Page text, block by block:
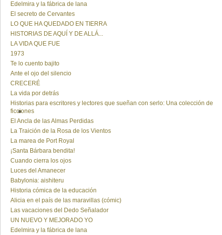
Edelmira y la fábrica de lana
El secreto de Cervantes
LO QUE HA QUEDADO EN TIERRA
HISTORIAS DE AQUÍ Y DE ALLÁ...
LA VIDA QUE FUE
1973
Te lo cuento bajito
Ante el ojo del silencio
CRECERÉ
La vida por detrás
Historias para escritores y lectores que sueñan con serlo: Una colección de
ficciones
El Ancla de las Almas Perdidas
La Traición de la Rosa de los Vientos
La marea de Port Royal
¡Santa Bárbara bendita!
Cuando cierra los ojos
Luces del Amanecer
Babylonia: aishiteru
Historia cómica de la educación
Alicia en el país de las maravillas (cómic)
Las vacaciones del Dedo Señalador
UN NUEVO Y MEJORADO YO
Edelmira y la fábrica de lana